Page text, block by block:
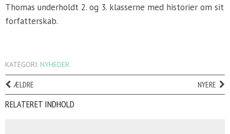
Thomas underholdt 2. og 3. klasserne med historier om sit
forfatterskab.
KATEGORI: NYHEDER
ÆLDRE NYERE
RELATERET INDHOLD